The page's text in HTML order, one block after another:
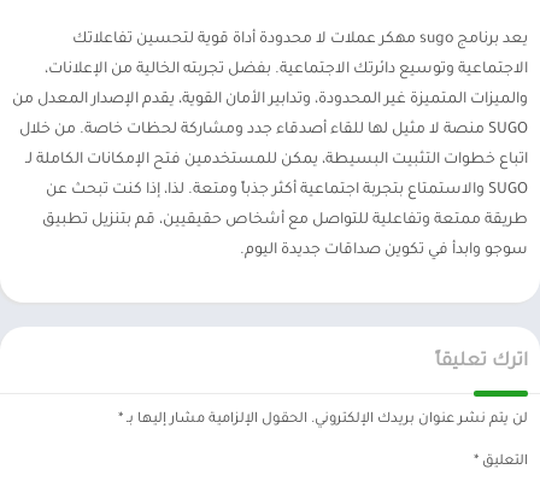
يعد برنامج sugo مهكر عملات لا محدودة أداة قوية لتحسين تفاعلاتك
الاجتماعية وتوسيع دائرتك الاجتماعية. بفضل تجربته الخالية من الإعلانات،
والميزات المتميزة غير المحدودة، وتدابير الأمان القوية، يقدم الإصدار المعدل من
SUGO منصة لا مثيل لها للقاء أصدقاء جدد ومشاركة لحظات خاصة. من خلال
اتباع خطوات التثبيت البسيطة، يمكن للمستخدمين فتح الإمكانات الكاملة لـ
SUGO والاستمتاع بتجربة اجتماعية أكثر جذباً ومتعة. لذا، إذا كنت تبحث عن
طريقة ممتعة وتفاعلية للتواصل مع أشخاص حقيقيين، قم بتنزيل تطبيق
سوجو وابدأ في تكوين صداقات جديدة اليوم.
اترك تعليقاً
لن يتم نشر عنوان بريدك الإلكتروني. الحقول الإلزامية مشار إليها بـ *
التعليق *